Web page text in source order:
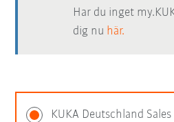
Har du inget
dig nu här.
KUKA Deutschland